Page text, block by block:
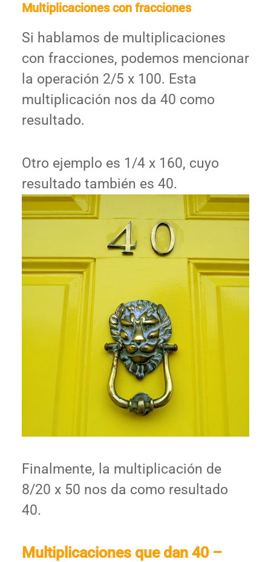
Multiplicaciones con fracciones
Si hablamos de multiplicaciones
con fracciones, podemos mencionar
la operación 2/5 x 100. Esta
multiplicación nos da 40 como
resultado.
Otro ejemplo es 1/4 x 160, cuyo
resultado también es 40.
Finalmente, la multiplicación de
8/20 x 50 nos da como resultado
40.
Multiplicaciones que dan 40 –